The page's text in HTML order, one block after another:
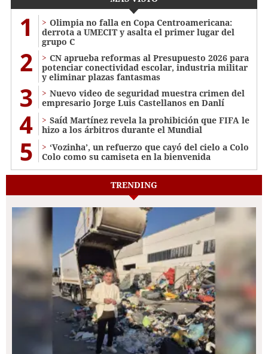
1
Olimpia no falla en Copa Centroamericana:
derrota a UMECIT y asalta el primer lugar del
grupo C
2
CN aprueba reformas al Presupuesto 2026 para
potenciar conectividad escolar, industria militar
y eliminar plazas fantasmas
3
Nuevo video de seguridad muestra crimen del
empresario Jorge Luis Castellanos en Danlí
4
Saíd Martínez revela la prohibición que FIFA le
hizo a los árbitros durante el Mundial
5
‘Vozinha’, un refuerzo que cayó del cielo a Colo
Colo como su camiseta en la bienvenida
TRENDING